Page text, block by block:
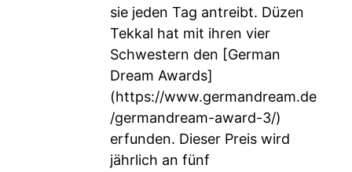
sie jeden Tag antreibt. Düzen
Tekkal hat mit ihren vier
Schwestern den [German
Dream Awards]
(https://www.germandream.de
/germandream-award-3/)
erfunden. Dieser Preis wird
jährlich an fünf